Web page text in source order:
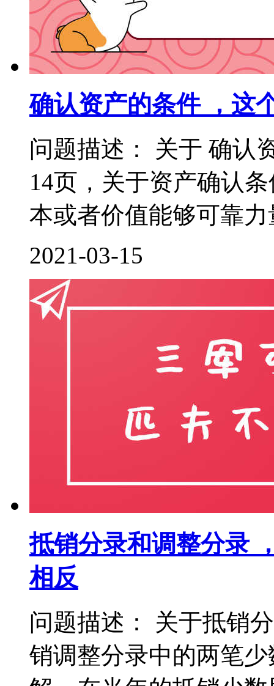
确认资产的条件 ，这
问题描述： 关于 确认
14页，关于资产确认
本或者价值能够可靠
2021-03-15
抵销分录和调整分录
相反
问题描述： 关于抵销
销调整分录中的两笔